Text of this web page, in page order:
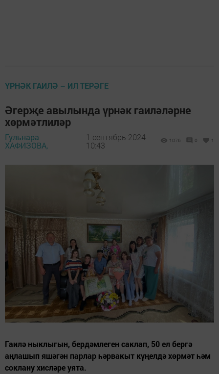
ҮРНӘК ГАИЛӘ – ИЛ ТЕРӘГЕ
Әгерҗе авылында үрнәк гаиләләрне
хөрмәтлиләр
Гульнара
ХАФИЗОВА,
1 сентябрь 2024 -
10:43
1076 0 1
Гаилә ныклыгын, бердәмлеген саклап, 50 ел бергә
аңлашып яшәгән парлар һәрвакыт күңелдә хөрмәт һәм
соклану хисләре уята.